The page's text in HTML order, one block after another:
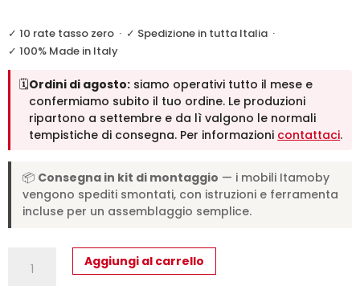
✓ 10 rate tasso zero · ✓ Spedizione in tutta Italia ·
✓ 100% Made in Italy
🗓️Ordini di agosto: siamo operativi tutto il mese e
confermiamo subito il tuo ordine. Le produzioni
ripartono a settembre e da lì valgono le normali
tempistiche di consegna. Per informazioni contattaci.
📦 Consegna in kit di montaggio — i mobili Itamoby
vengono spediti smontati, con istruzioni e ferramenta
incluse per un assemblaggio semplice.
allungabile
Aggiungi al carrello